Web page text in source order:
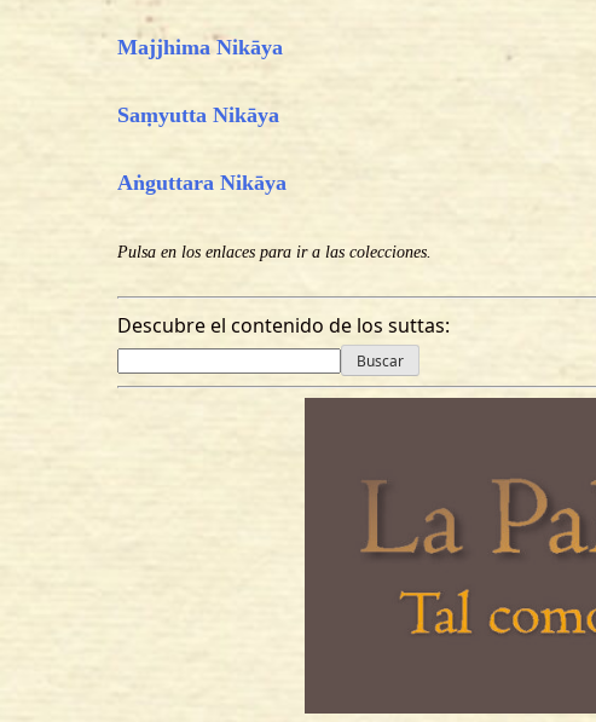
Majjhima Nikāya
Saṃyutta Nikāya
Aṅguttara Nikāya
Pulsa en los enlaces para ir a las colecciones.
Descubre el contenido de los suttas:
Buscar